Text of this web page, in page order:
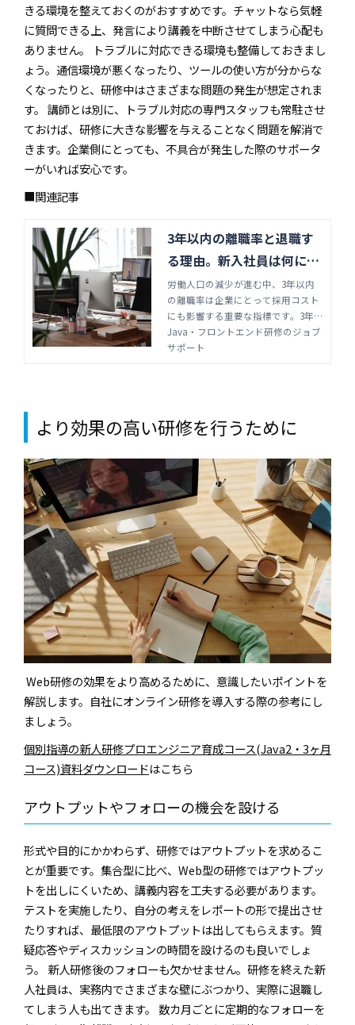
きる環境を整えておくのがおすすめです。チャットなら気軽
に質問できる上、発言により講義を中断させてしまう心配も
ありません。 トラブルに対応できる環境も整備しておきまし
ょう。通信環境が悪くなったり、ツールの使い方が分からな
くなったりと、研修中はさまざまな問題の発生が想定されま
す。 講師とは別に、トラブル対応の専門スタッフも常駐させ
ておけば、研修に大きな影響を与えることなく問題を解消で
きます。企業側にとっても、不具合が発生した際のサポータ
ーがいれば安心です。
■関連記事
3年以内の離職率と退職す
る理由。新入社員は何に不
満を持つのか | Java・フロ
ントエンド研修のジョブサ
ポート
労働人口の減少が進む中、3年以内
の離職率は企業にとって採用コスト
にも影響する重要な指標です。3年
以内の離職率の平均や退職理由につ
いて解説します。新入社員がどんな
Java・フロントエンド研修のジョブ
サポート
より効果の高い研修を行うために
Web研修の効果をより高めるために、意識したいポイントを
解説します。自社にオンライン研修を導入する際の参考にし
ましょう。
個別指導の新人研修プロエンジニア育成コース(Java2・3ヶ月
コース)資料ダウンロードはこちら
アウトプットやフォローの機会を設ける
形式や目的にかかわらず、研修ではアウトプットを求めるこ
とが重要です。集合型に比べ、Web型の研修ではアウトプッ
トを出しにくいため、講義内容を工夫する必要があります。
テストを実施したり、自分の考えをレポートの形で提出させ
たりすれば、最低限のアウトプットは出してもらえます。質
疑応答やディスカッションの時間を設けるのも良いでしょ
う。 新人研修後のフォローも欠かせません。研修を終えた新
人社員は、実務内でさまざまな壁にぶつかり、実際に退職し
てしまう人も出てきます。 数カ月ごとに定期的なフォローを